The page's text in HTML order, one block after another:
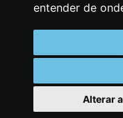
entender de
Alterar